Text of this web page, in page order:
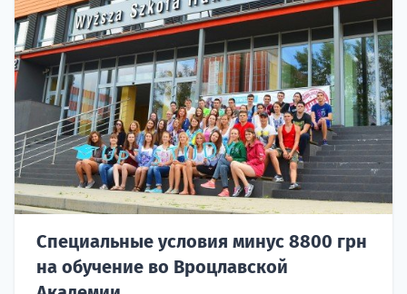
Специальные условия минус 8800 грн
на обучение во Вроцлавской